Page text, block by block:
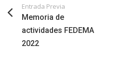
Entrada Previa
Memoria de
actividades FEDEMA
2022